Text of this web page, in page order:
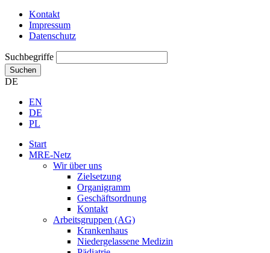
Kontakt
Impressum
Datenschutz
Suchbegriffe
Suchen
DE
EN
DE
PL
Start
MRE-Netz
Wir über uns
Zielsetzung
Organigramm
Geschäftsordnung
Kontakt
Arbeitsgruppen (AG)
Krankenhaus
Niedergelassene Medizin